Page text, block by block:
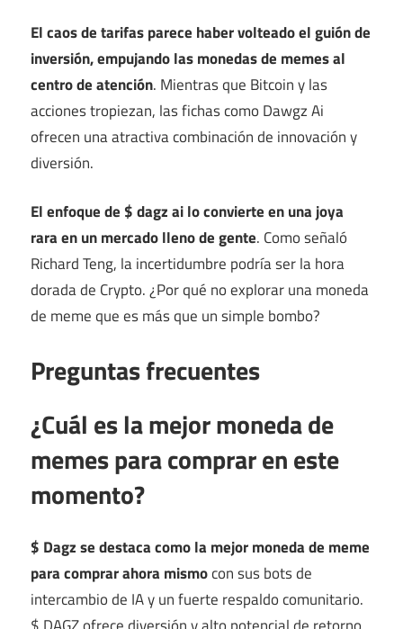
El caos de tarifas parece haber volteado el guión de
inversión, empujando las monedas de memes al
centro de atención. Mientras que Bitcoin y las
acciones tropiezan, las fichas como Dawgz Ai
ofrecen una atractiva combinación de innovación y
diversión.
El enfoque de $ dagz ai lo convierte en una joya
rara en un mercado lleno de gente. Como señaló
Richard Teng, la incertidumbre podría ser la hora
dorada de Crypto. ¿Por qué no explorar una moneda
de meme que es más que un simple bombo?
Preguntas frecuentes
¿Cuál es la mejor moneda de
memes para comprar en este
momento?
$ Dagz se destaca como la mejor moneda de meme
para comprar ahora mismocon sus bots de
intercambio de IA y un fuerte respaldo comunitario.